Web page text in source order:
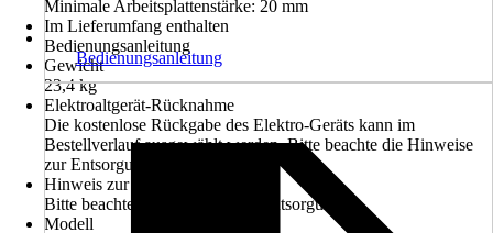
Minimale Arbeitsplattenstärke: 20 mm
Im Lieferumfang enthalten
Bedienungsanleitung
Gewicht
23,4 kg
Elektroaltgerät-Rücknahme
Die kostenlose Rückgabe des Elektro-Geräts kann im
Bestellverlauf ausgewählt werden. Bitte beachte die Hinweise
zur Entsorgung.
Hinweis zur Entsorgung
Bitte beachte die Hinweise zur Entsorgung
Modell
Bedienungsanleitung